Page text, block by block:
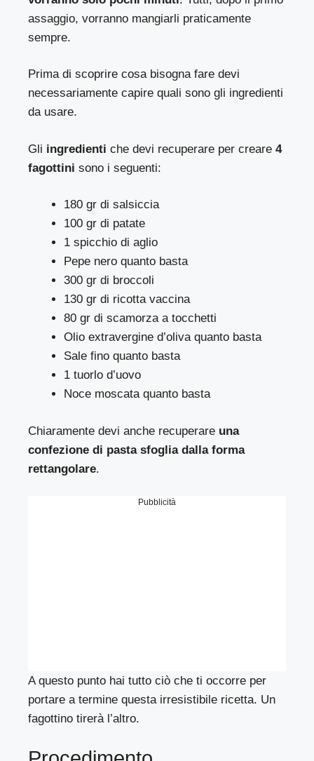
assaggio, vorranno mangiarli praticamente
sempre.
Prima di scoprire cosa bisogna fare devi
necessariamente capire quali sono gli ingredienti
da usare.
Gli ingredienti che devi recuperare per creare4
fagottini sono i seguenti:
180 gr di salsiccia
100 gr di patate
1 spicchio di aglio
Pepe nero quanto basta
300 gr di broccoli
130 gr di ricotta vaccina
80 gr di scamorza a tocchetti
Olio extravergine d’oliva quanto basta
Sale fino quanto basta
1 tuorlo d’uovo
Noce moscata quanto basta
Chiaramente devi anche recuperare una
confezione di pasta sfoglia dalla forma
rettangolare.
Pubblicità
A questo punto hai tutto ciò che ti occorre per
portare a termine questa irresistibile ricetta. Un
fagottino tirerà l’altro.